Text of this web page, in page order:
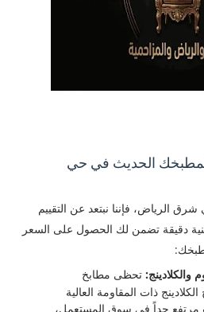
الحديث في حي
الرياض، فإننا نبتعد عن التقييم
دقيقة تضمن لك الحصول على السعر
والكلادينج:تحظى مطابخ
ذات المقاومة العالية
مرتفع جداً في سوق المستعمل،